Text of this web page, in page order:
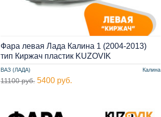
ВАЗ (ЛАДА) Калина
Фара левая Лада Калина 1 (2004-2013)
тип Киржач пластик KUZOVIK
11100 руб. 5400 руб.